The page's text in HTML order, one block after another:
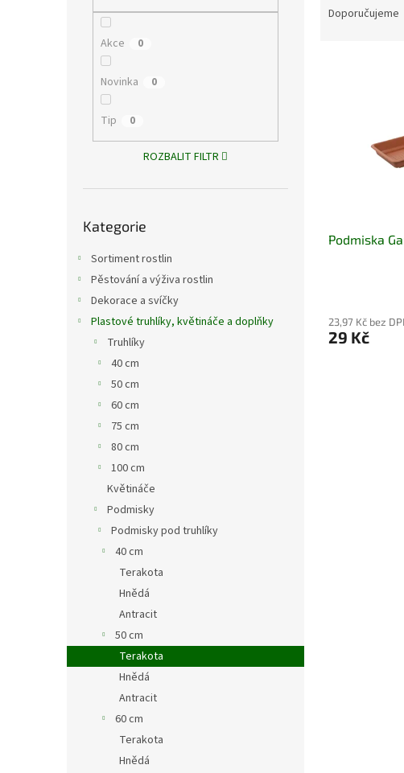
Akce 0
Novinka 0
Tip 0
ROZBALIT FILTR
kategorie
Kategorie
Sortiment rostlin
Pěstování a výživa rostlin
Dekorace a svíčky
Plastové truhlíky, květináče a doplňky
Truhlíky
40 cm
50 cm
60 cm
75 cm
80 cm
100 cm
Květináče
Podmisky
Podmisky pod truhlíky
40 cm
Terakota
Hnědá
Antracit
50 cm
Terakota
Hnědá
Antracit
60 cm
Terakota
Hnědá
Doporučujeme
Podmiska
23,97 Kč bez
29 Kč